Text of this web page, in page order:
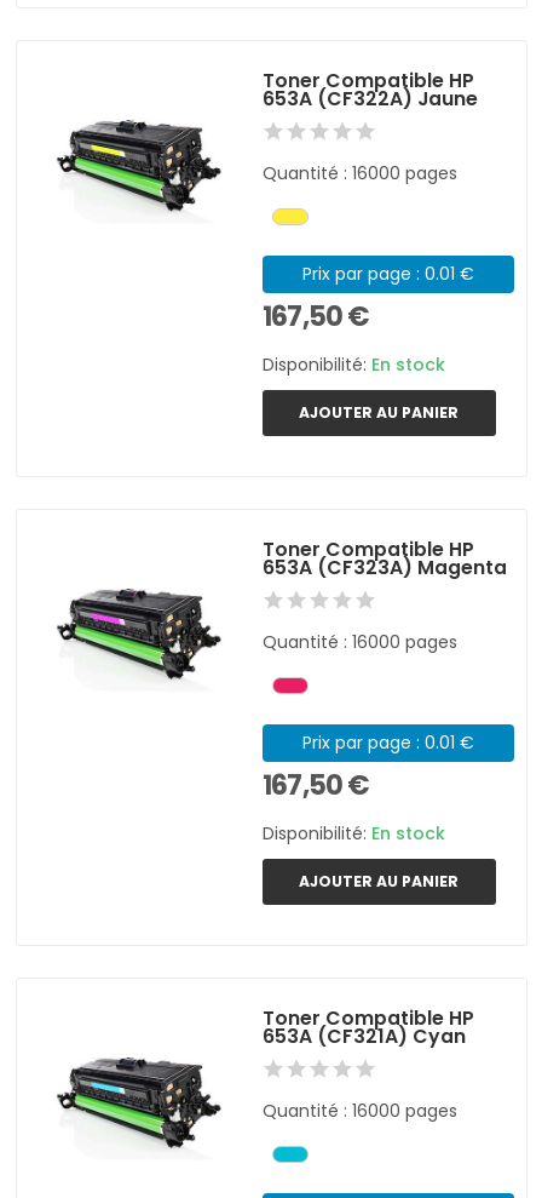
Toner Compatible HP
653A (CF322A) Jaune
Quantité : 16000 pages
Prix par page : 0.01 €
167,50 €
Disponibilité: En stock
AJOUTER AU PANIER
Toner Compatible HP
653A (CF323A) Magenta
Quantité : 16000 pages
Prix par page : 0.01 €
167,50 €
Disponibilité: En stock
AJOUTER AU PANIER
Toner Compatible HP
653A (CF321A) Cyan
Quantité : 16000 pages